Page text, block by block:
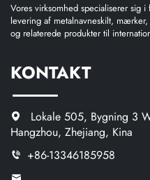
Vores virksomhed specialiserer sig
levering af metalnavneskilt,
og relaterede produkter til
KONTAKT
Lokale 505, Bygning 3
Hangzhou, Zhejiang, Kina
+86-13346185958